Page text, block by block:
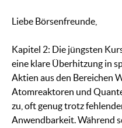
Liebe Börsenfreunde,
Kapitel 2: Die jüngsten
eine klare Überhitzung in
Aktien aus den Bereichen
Atomreaktoren und
zu, oft genug trotz
Anwendbarkeit. Während